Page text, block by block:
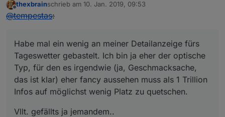
Offline
thexbrainschrieb am 10. Jan. 2019, 09:53
zuletzt editiert von
@tempestas:
Habe mal ein wenig an meiner Detailanzeige fürs
Tageswetter gebastelt. Ich bin ja eher der optische
Typ, für den es irgendwie (ja, Geschmacksache,
das ist klar) eher fancy aussehen muss als 1 Trillion
Infos auf möglichst wenig Platz zu quetschen.
Vllt. gefällts ja jemandem..